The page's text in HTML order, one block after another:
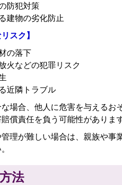
防犯対策
建物の劣化防止
スク】
の落下
火などの犯罪リスク
近隣トラブル
場合、他人に危害を与えるお
償責任を負う可能性があります
理が難しい場合は、親族や事
法